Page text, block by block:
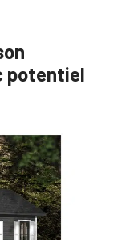
potentiel